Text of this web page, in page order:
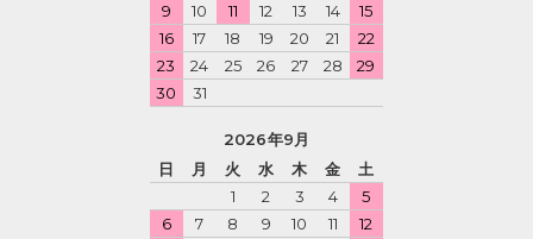
9
10 11 12 13 14
15
16
17 18 19 20 21
22
23
24 25 26 27 28
29
30
31
2026年9月
日
月 火 水 木 金
土
1
2 3 4
5
6
7 8 9 10 11
12